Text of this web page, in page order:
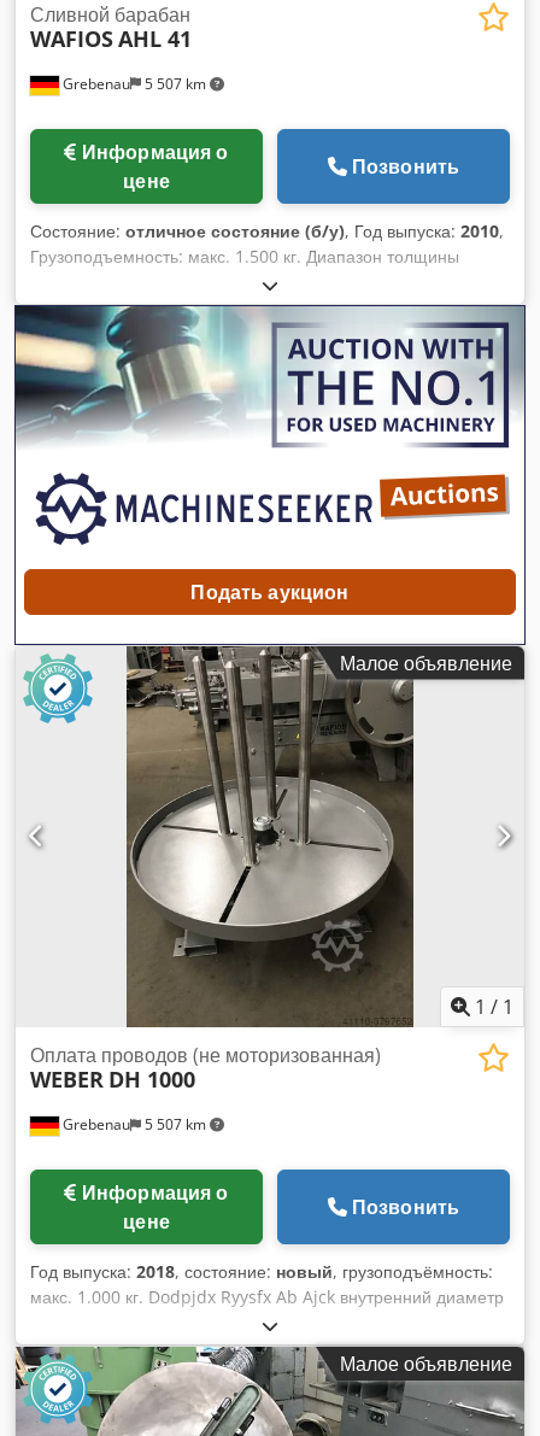
Grebenau 5 507 km
Сливной барабан
WAFIOSAHL 41
цене
Позвонить
Состояние: отличное состояние (б/у), Год выпуска: 2010,
Грузоподъемность: макс. 1.500 кг. Диапазон толщины
проволоки: 0,5 - 8,0 мм. Диаметр катушки: макс. 1.000 мм.
Скорость вращения: 0 - 80 об/мин. Dcsdpevck Huefx Ab
Aok
Подать аукцион
Малое объявление
1 / 1
Grebenau 5 507 km
Оплата проводов (не моторизованная)
WEBER DH 1000
цене
Позвонить
Год выпуска: 2018, состояние: новый, грузоподъёмность:
макс. 1.000 кг. Dodpjdx Ryysfx Ab Ajck внутренний диаметр
рулона: мин. 400 мм наружный диаметр катушки: макс.
1,100 мм высота катушки: макс. 800 мм
Малое объявление